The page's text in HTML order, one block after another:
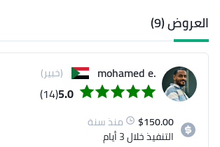
العروض (9)
.mohamed e (خبير)
5.0
(14)
$150.00
منذ سنة
التنفيذخلال 3 أيام